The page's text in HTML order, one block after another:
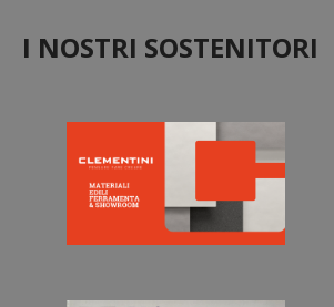
I NOSTRI SOSTENITORI